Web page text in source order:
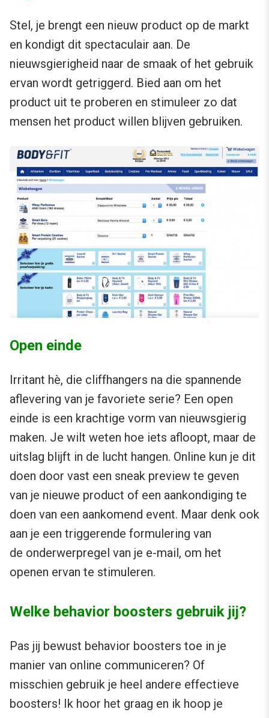
Stel, je brengt een nieuw product op de markt
en kondigt dit spectaculair aan. De
nieuwsgierigheid naar de smaak of het gebruik
ervan wordt getriggerd. Bied aan om het
product uit te proberen en stimuleer zo dat
mensen het product willen blijven gebruiken.
Open einde
Irritant hè, die cliffhangers na die spannende
aflevering van je favoriete serie? Een open
einde is een krachtige vorm van nieuwsgierig
maken. Je wilt weten hoe iets afloopt, maar de
uitslag blijft in de lucht hangen. Online kun je dit
doen door vast een sneak preview te geven
van je nieuwe product of een aankondiging te
doen van een aankomend event. Maar denk ook
aan je een triggerende formulering van
de onderwerpregel van je e-mail, om het
openen ervan te stimuleren.
Welke behavior boosters gebruik jij?
Pas jij bewust behavior boosters toe in je
manier van online communiceren? Of
misschien gebruik je heel andere effectieve
boosters! Ik hoor het graag en ik hoop je